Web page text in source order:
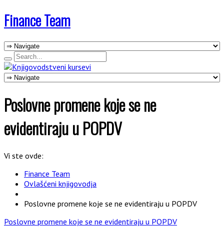
Finance Team
Poslovne promene koje se ne
evidentiraju u POPDV
Vi ste ovde:
Finance Team
Ovlašćeni knjigovodja
Poslovne promene koje se ne evidentiraju u POPDV
Poslovne promene koje se ne evidentiraju u POPDV